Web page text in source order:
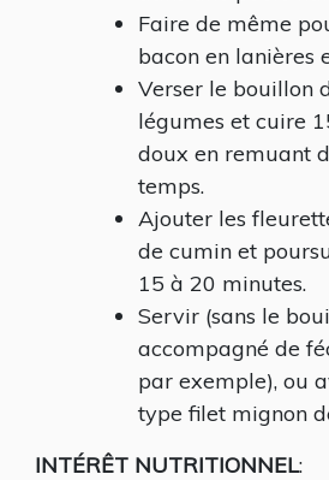
Faire de même
bacon en lanières
Verser le bouillon
légumes et cuire
doux en remuant
temps.
Ajouter les
de cumin et
15 à 20 minutes.
Servir (sans le
accompagné de
par exemple), ou
type filet mignon
INTÉRÊT NUTRITIONNEL: